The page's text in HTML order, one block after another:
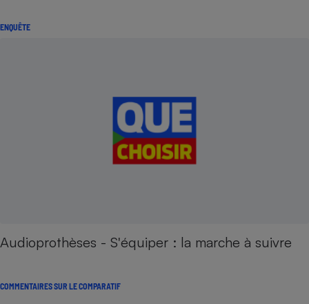
ENQUÊTE
Audioprothèses - S'équiper : la marche à suivre
COMMENTAIRES SUR LE COMPARATIF